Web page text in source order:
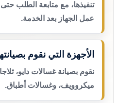
تنفيذها، مع متابعة الطلب حتى
عمل الجهاز بعد الخدمة.
الأجهزة التي نقوم
نقوم بصيانة غسالات دايو،
ميكروويف، وغسالات أطباق.